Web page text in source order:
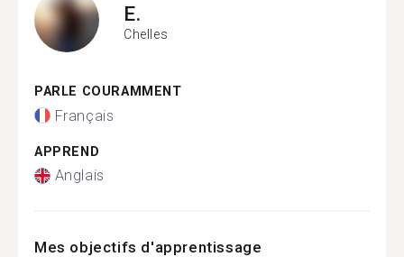
E.
Chelles
PARLE COURAMMENT
Français
APPREND
Anglais
Mes objectifs d'apprentissage